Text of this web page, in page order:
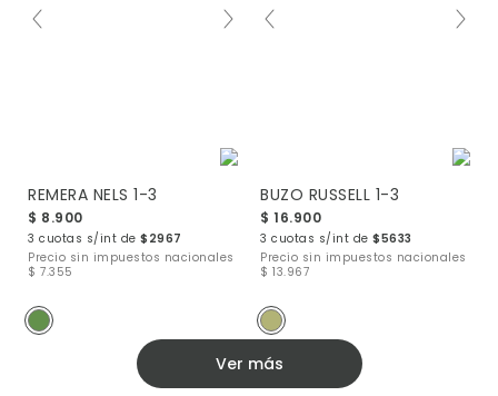
REMERA NELS 1-3
$ 8.900
3 cuotas s/int de $2967
Precio sin impuestos nacionales
$ 7.355
BUZO RUSSELL 1-3
$ 16.900
3 cuotas s/int de $5633
Precio sin impuestos nacionales
$ 13.967
Ver más